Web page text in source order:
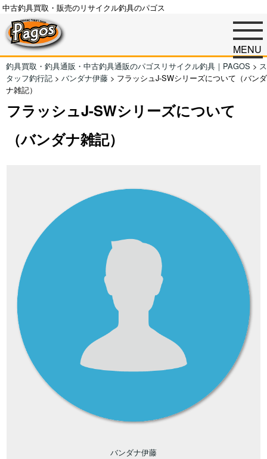
中古釣具買取・販売のリサイクル釣具のパゴス
MENU
釣具買取・釣具通販・中古釣具通販のパゴスリサイクル釣具｜PAGOS > ス
タッフ釣行記 > バンダナ伊藤 > フラッシュJ-SWシリーズについて（バンダ
ナ雑記）
フラッシュJ-SWシリーズについて
（バンダナ雑記）
バンダナ伊藤